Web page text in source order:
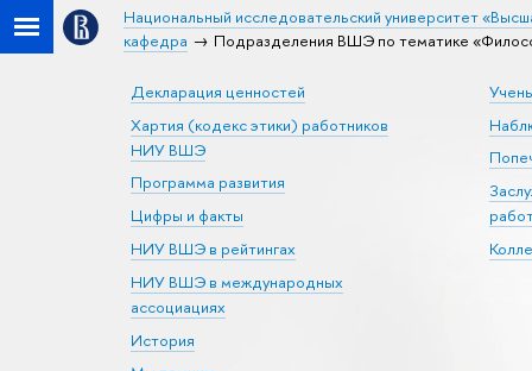
Национальный исследовательский университет
кафедра
Подразделения ВШЭ по тематике
Декларация ценностей
Хартия (кодекс этики) работников
НИУ ВШЭ
Программа развития
Цифры и факты
НИУ ВШЭ в рейтингах
НИУ ВШЭ в международных
ассоциациях
История